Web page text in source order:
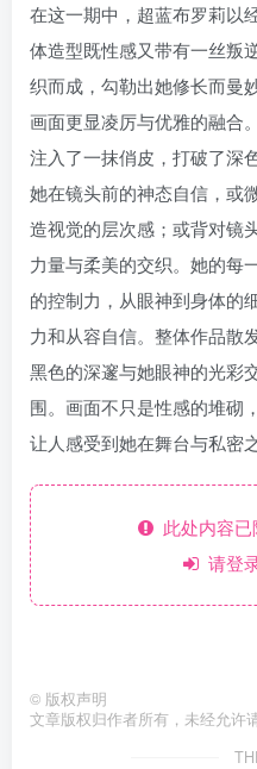
在这一期中，超蓝布罗莉以
体造型既性感又带有一丝叛
织而成，勾勒出她修长而曼
画面更显凌厉与优雅的融合
注入了一抹俏皮，打破了深
她在镜头前的神态自信，或
造视觉的层次感；或背对镜
力量与柔美的交织。她的每
的控制力，从眼神到身体的
力和从容自信。整体作品散
黑色的深邃与她眼神的光彩
围。画面不只是性感的堆砌
让人感受到她在舞台与私密
此处内容
请登
© 版权声明
文章版权归作者所有，未经允许